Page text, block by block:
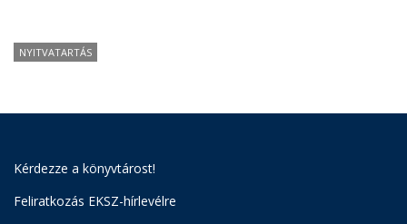
NYITVATARTÁS
Kérdezze a könyvtárost!
Feliratkozás EKSZ-hírlevélre